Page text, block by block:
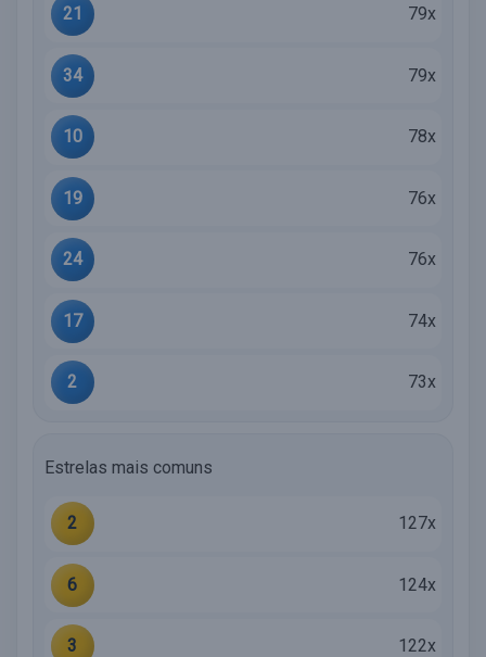
21 79x
34 79x
10 78x
19 76x
24 76x
17 74x
2 73x
Estrelas mais comuns
2 127x
6 124x
3 122x